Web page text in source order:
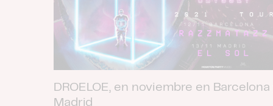
DROELOE, en noviembre en Barcelona
Madrid